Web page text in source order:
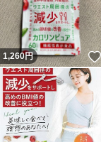
1,260円